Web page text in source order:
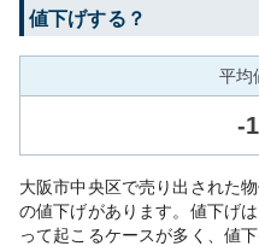
値下げする？
平均
-
大阪市中央区で売り出された
の値下げがあります。値下げ
って起こるケースが多く、値